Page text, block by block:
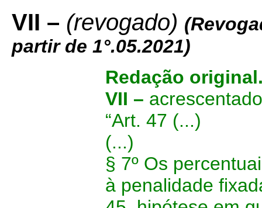
VII – (revogado)
partir de 1°.05.2021)
Redação
VII –
“Art. 47 (...)
(...)
§ 7º Os
à penalidade